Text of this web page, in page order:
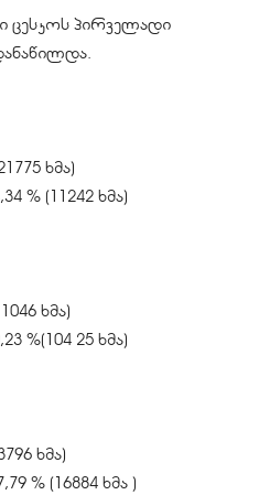
ცესკოს პირველადი
ხმა)
% (11242 ხმა)
ხმა)
%(104 25 ხმა)
ხმა)
% (16884 ხმა )